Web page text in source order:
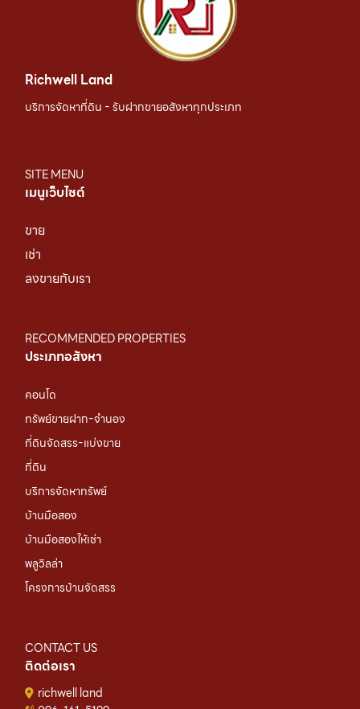
Richwell Land
บริการจัดหาที่ดิน - รับฝากขายอสังหาทุกประเภท
SITE MENU
เมนูเว็บไซต์
ขาย
เช่า
ลงขายกับเรา
RECOMMENDED PROPERTIES
ประเภทอสังหา
คอนโด
ทรัพย์ขายฝาก-จำนอง
ที่ดินจัดสรร-แบ่งขาย
ที่ดิน
บริการจัดหาทรัพย์
บ้านมือสอง
บ้านมือสองให้เช่า
พลูวิลล่า
โครงการบ้านจัดสรร
CONTACT US
ติดต่อเรา
richwell land